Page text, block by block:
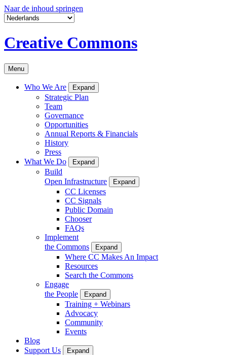
Naar de inhoud springen
Creative Commons
Menu
Who We Are Expand
Strategic Plan
Team
Governance
Opportunities
Annual Reports & Financials
History
Press
What We Do
Expand
Build
Open Infrastructure
Expand
CC Licenses
CC Signals
Public Domain
Chooser
FAQs
Implement
the Commons
Expand
Where CC Makes An Impact
Resources
Search the Commons
Engage
the People
Expand
Training + Webinars
Advocacy
Community
Events
Blog
Support Us
Expand